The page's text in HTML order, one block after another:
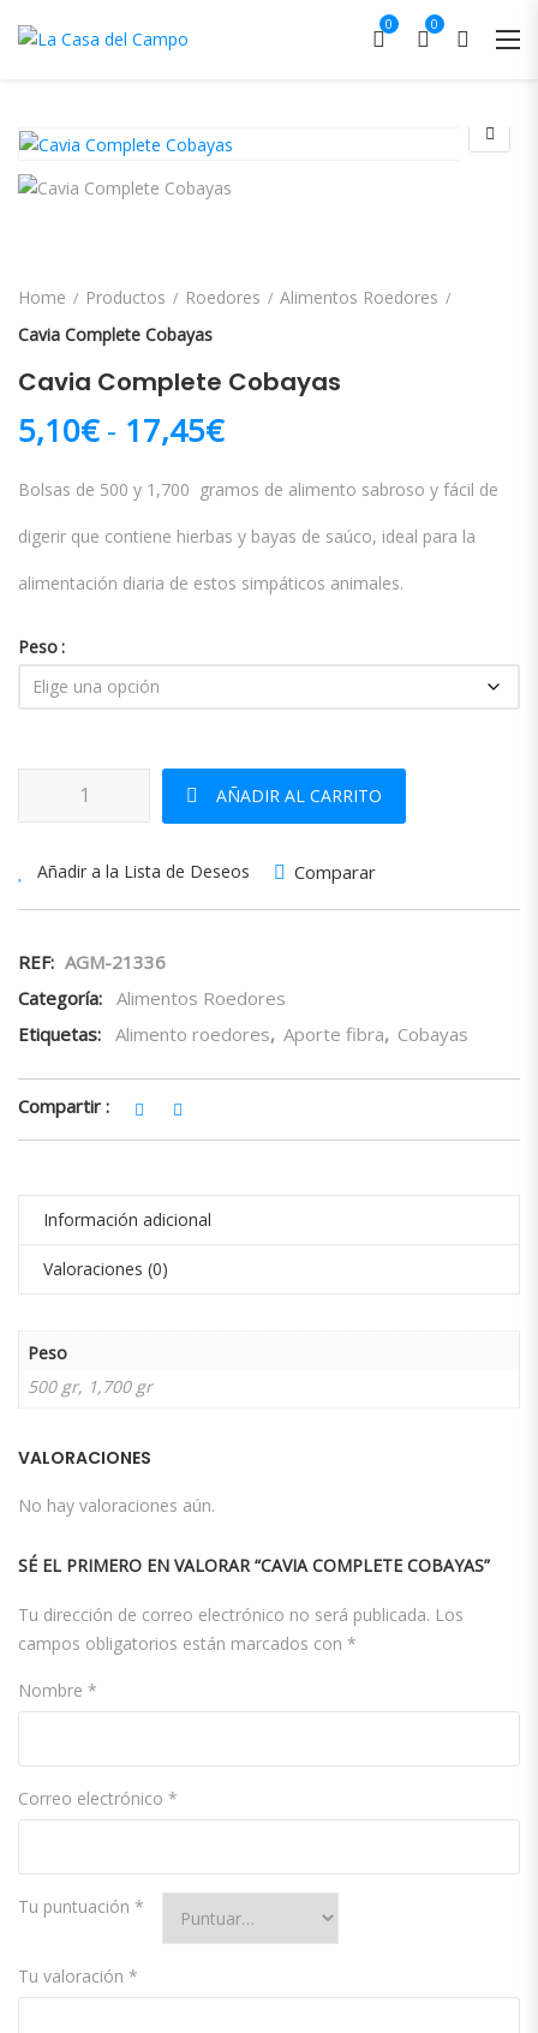
0 0
Home Productos Roedores
Alimentos Roedores
Cavia Complete Cobayas
Cavia Complete Cobayas
5,10€ - 17,45€Rango de precios:
Bolsas de 500 y 1,700 gramos de alimento sabroso y fácil de
digerir que contiene hierbas y bayas de saúco, ideal para la
alimentación diaria de estos simpáticos animales.
Peso
AÑADIR AL CARRITO
Añadir a la Lista de Deseos Comparar
REF: AGM-21336
Categoría: Alimentos Roedores
Etiquetas: Alimento roedores, Aporte fibra, Cobayas
Compartir :
Información adicional
Valoraciones (0)
Peso
500 gr, 1,700 gr
VALORACIONES
No hay valoraciones aún.
SÉ EL PRIMERO EN VALORAR “CAVIA COMPLETE COBAYAS”
Tu dirección de correo electrónico no será publicada. Los
campos obligatorios están marcados con *
Nombre *
Correo electrónico *
Tu puntuación *
Tu valoración *